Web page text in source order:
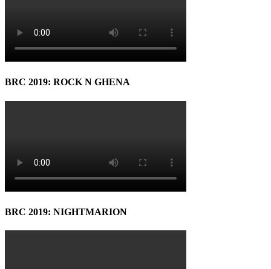
BRC 2019: ROCK N GHENA
BRC 2019: NIGHTMARION